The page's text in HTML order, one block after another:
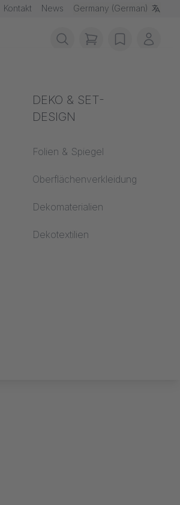
Kontakt News Germany (German)
Akustik
DEKO & SET-
DESIGN
Folien & Spiegel
Oberflächenverkleidung
Dekomaterialien
Dekotextilien
items in cart,
wishlistMein